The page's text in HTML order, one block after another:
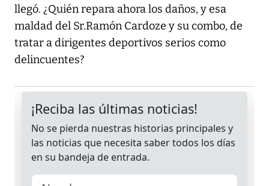
llegó. ¿Quién repara ahora los daños, y esa
maldad del Sr.Ramón Cardoze y su combo, de
tratar a dirigentes deportivos serios como
delincuentes?